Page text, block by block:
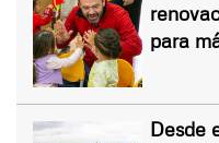
para
Desde